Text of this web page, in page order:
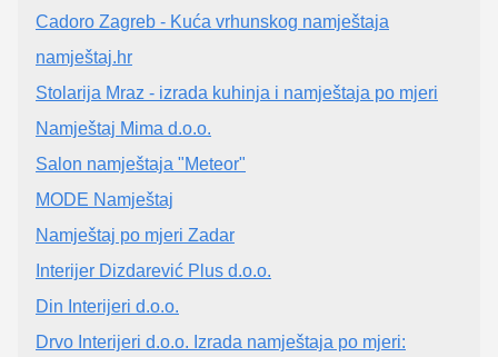
Cadoro Zagreb - Kuća vrhunskog namještaja
namještaj.hr
Stolarija Mraz - izrada kuhinja i namještaja po mjeri
Namještaj Mima d.o.o.
Salon namještaja "Meteor"
MODE Namještaj
Namještaj po mjeri Zadar
Interijer Dizdarević Plus d.o.o.
Din Interijeri d.o.o.
Drvo Interijeri d.o.o. Izrada namještaja po mjeri: